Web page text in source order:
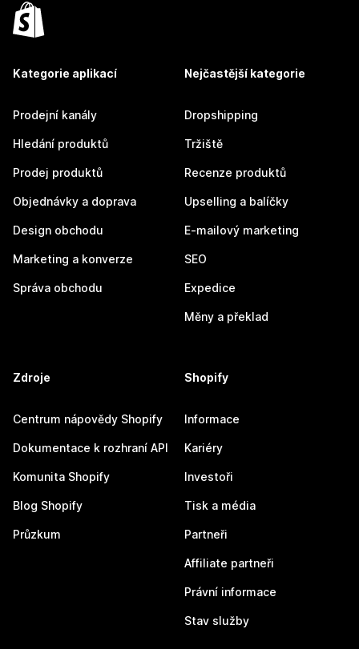
Kategorie aplikací
Prodejní kanály
Hledání produktů
Prodej produktů
Objednávky a doprava
Design obchodu
Marketing a konverze
Správa obchodu
Nejčastější kategorie
Dropshipping
Tržiště
Recenze produktů
Upselling a balíčky
E-mailový marketing
SEO
Expedice
Měny a překlad
Zdroje
Centrum nápovědy Shopify
Dokumentace k rozhraní API
Komunita Shopify
Blog Shopify
Průzkum
Shopify
Informace
Kariéry
Investoři
Tisk a média
Partneři
Affiliate partneři
Právní informace
Stav služby